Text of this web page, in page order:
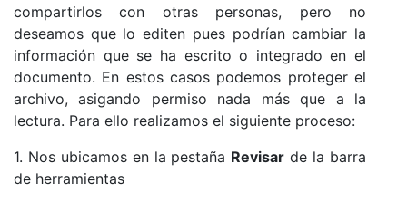
compartirlos con otras personas, pero no
deseamos que lo editen pues podrían cambiar la
información que se ha escrito o integrado en el
documento. En estos casos podemos proteger el
archivo, asigando permiso nada más que a la
lectura. Para ello realizamos el siguiente proceso:
1. Nos ubicamos en la pestaña Revisar de la barra
de herramientas